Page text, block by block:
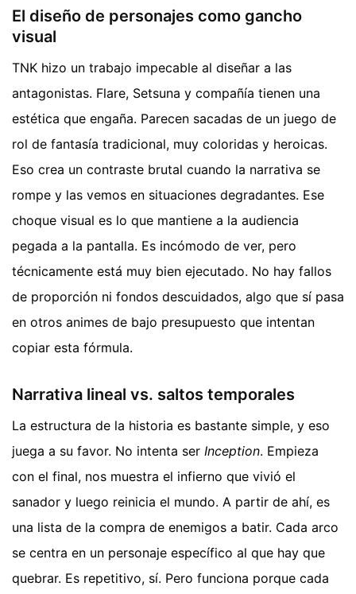
El diseño de personajes como gancho
visual
TNK hizo un trabajo impecable al diseñar a las
antagonistas. Flare, Setsuna y compañía tienen una
estética que engaña. Parecen sacadas de un juego de
rol de fantasía tradicional, muy coloridas y heroicas.
Eso crea un contraste brutal cuando la narrativa se
rompe y las vemos en situaciones degradantes. Ese
choque visual es lo que mantiene a la audiencia
pegada a la pantalla. Es incómodo de ver, pero
técnicamente está muy bien ejecutado. No hay fallos
de proporción ni fondos descuidados, algo que sí pasa
en otros animes de bajo presupuesto que intentan
copiar esta fórmula.
Narrativa lineal vs. saltos temporales
La estructura de la historia es bastante simple, y eso
juega a su favor. No intenta ser Inception. Empieza
con el final, nos muestra el infierno que vivió el
sanador y luego reinicia el mundo. A partir de ahí, es
una lista de la compra de enemigos a batir. Cada arco
se centra en un personaje específico al que hay que
quebrar. Es repetitivo, sí. Pero funciona porque cada